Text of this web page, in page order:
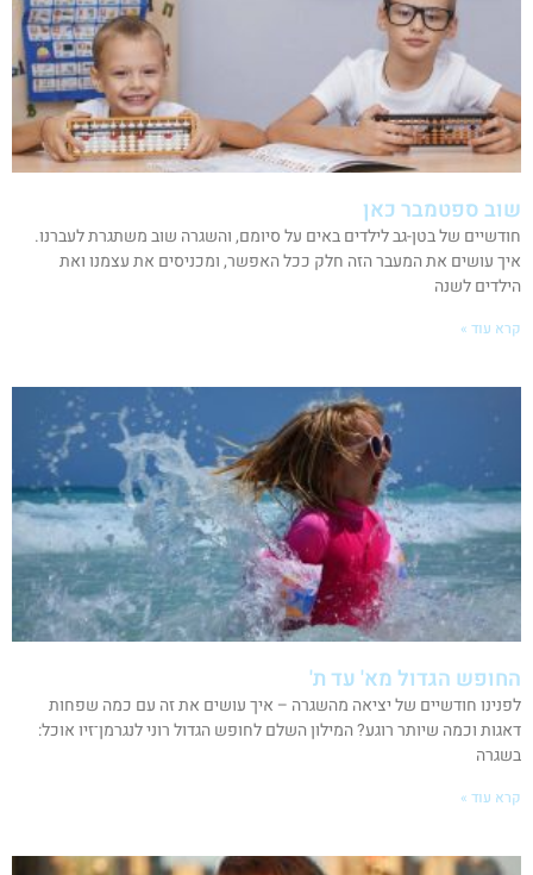
שוב ספטמבר כאן
חודשיים של בטן-גב לילדים באים על סיומם, והשגרה שוב משתגרת לעברנו.
איך עושים את המעבר הזה חלק ככל האפשר, ומכניסים את עצמנו ואת
הילדים לשנה
קרא עוד »
החופש הגדול מא' עד ת'
לפנינו חודשיים של יציאה מהשגרה – איך עושים את זה עם כמה שפחות
דאגות וכמה שיותר רוגע? המילון השלם לחופש הגדול רוני לנגרמן־זיו אוכל:
בשגרה
קרא עוד »